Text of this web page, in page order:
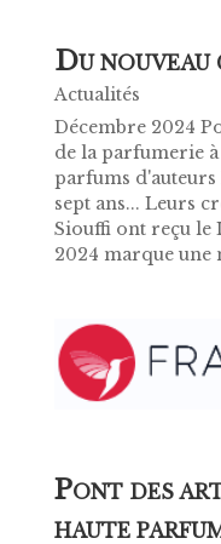
DU NOUVEAU
Actualités
Décembre 2024
de la parfumerie
parfums d'auteurs
sept ans... Leurs
Siouffi ont reçu le
2024 marque une
PONT DES
HAUTE